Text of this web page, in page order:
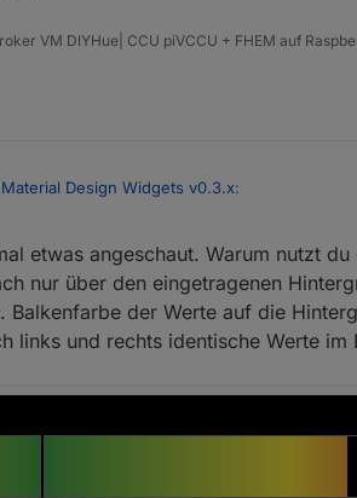
VM DIYHue| CCU piVCCU + FHEM auf
Design Widgets v0.3.x:
"to left" oder "xxxdeg" verwendest,
Reihenfolge in CSS auch die Farben
bei Transform "rotate(180deg)" (oder
mal aus!
23:05
etwas angeschaut. Warum nutzt
nur über den eingetragenen
der Werte auf die
links und rechts identische Werte im